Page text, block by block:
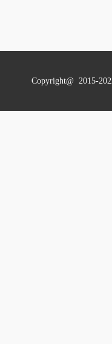
Copyright@ 2015-